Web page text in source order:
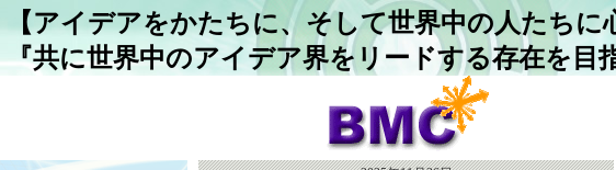
【アイデアをかたちに、そして世界中の人たちに
『共に世界中のアイデア界をリードする存在を目